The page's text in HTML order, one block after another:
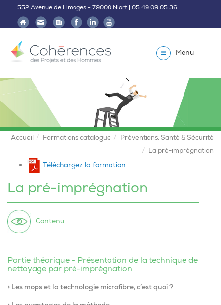
552 Avenue de Limoges - 79000 Niort | 05.49.09.05.36
Menu
Accueil Formations catalogue
Préventions, Santé & Sécurité
La pré-imprégnation
Téléchargez la formation
La pré-imprégnation
Contenu :
Partie théorique - Présentation de la technique de
nettoyage par pré-imprégnation
> Les mops et la technologie microfibre, c’est quoi ?